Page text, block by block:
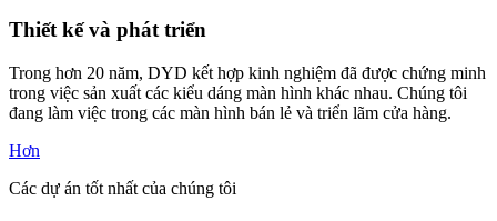
Thiết kế và phát triển
Trong hơn 20 năm, DYD kết hợp kinh nghiệm đã được chứng minh
trong việc sản xuất các kiểu dáng màn hình khác nhau. Chúng tôi
đang làm việc trong các màn hình bán lẻ và triển lãm cửa hàng.
Hơn
Các dự án tốt nhất của chúng tôi